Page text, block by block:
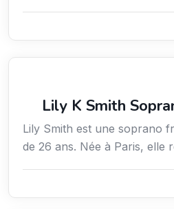
Lily K Smith
Lily Smith est une soprano
de 26 ans. Née à Paris, elle